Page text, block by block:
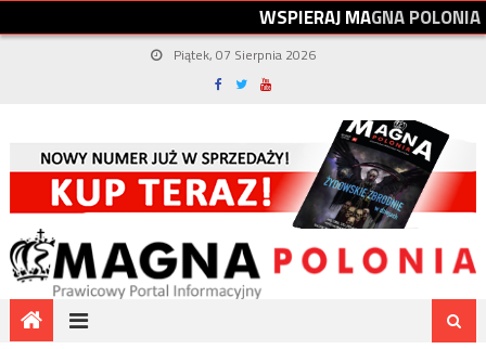
WSPIERAJMAGNAPOLONIA
Piątek, 07 Sierpnia 2026